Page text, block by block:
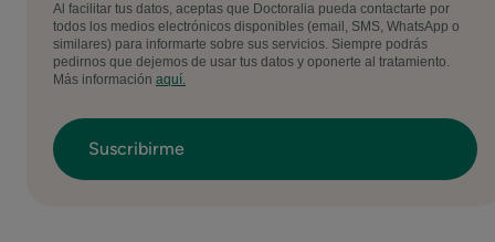
Al facilitar tus datos, aceptas que Doctoralia pueda contactarte por
todos los medios electrónicos disponibles (email, SMS, WhatsApp o
similares) para informarte sobre sus servicios. Siempre podrás
pedirnos que dejemos de usar tus datos y oponerte al tratamiento.
Más información aquí.